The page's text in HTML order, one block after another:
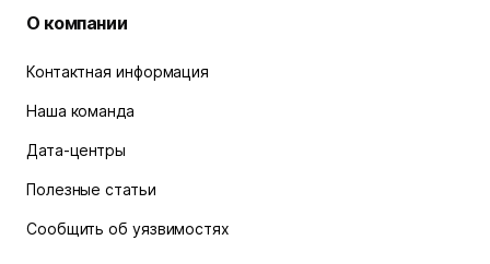
О компании
Контактная информация
Наша команда
Дата-центры
Полезные статьи
Сообщить об уязвимостях